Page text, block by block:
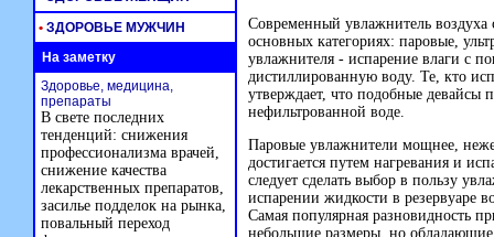
Современный увлажнитель воздуха
основных категориях: паровые,
увлажнителя - испарение влаги с
дистиллированную воду. Те, кто
утверждает, что подобные девайсы
нефильтрованной воде.
Паровые увлажнители мощнее,
достигается путем нагревания и
следует сделать выбор в пользу
испарении жидкости в резервуаре
Самая популярная разновидность
небольшие размеры, но
• ЗДОРОВЬЕ МУЖЧИН
На заметку
Здоровье, медицина,
препараты
В свете последних
тенденций: снижения
профессионализма врачей,
снижение качества
лекарственных препаратов,
засилье подделок на рынка,
повальный переход